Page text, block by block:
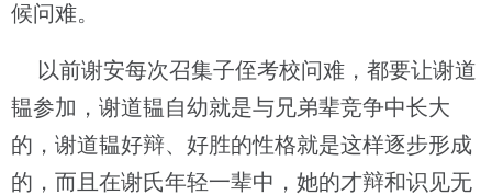
候问难。
以前谢安每次召集子侄考校问难，都要让谢道
韫参加，谢道韫自幼就是与兄弟辈竞争中长大
的，谢道韫好辩、好胜的性格就是这样逐步形成
的，而且在谢氏年轻一辈中，她的才辩和识见无